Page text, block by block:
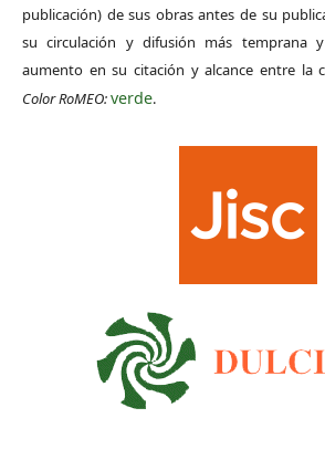
publicación) de sus obras antes de su
su circulación y difusión más temprana
aumento en su citación y alcance entre la
Color RoMEO:verde.